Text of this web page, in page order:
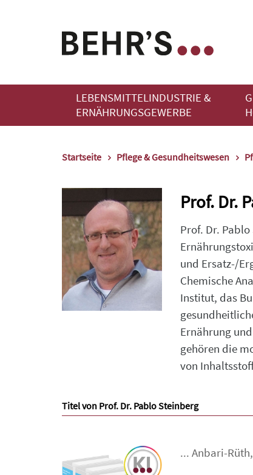
LEBENSMITTELINDUSTRIE &
ERNÄHRUNGSGEWERBE
Startseite Pflege & Gesundheitswesen
Prof. Dr.
Prof. Dr.
und Ersatz-/
Chemische
Institut, das
Ernährung
gehören die
von
Titel von Prof. Dr. Pablo Steinberg
... Anbari-Rüth,